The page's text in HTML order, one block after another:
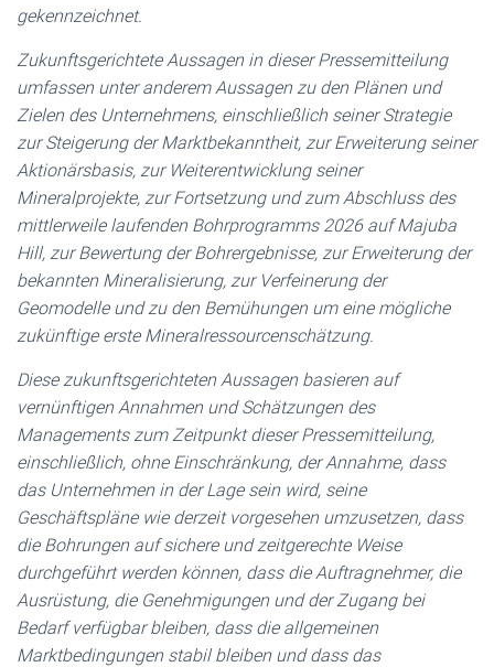
gekennzeichnet.
Zukunftsgerichtete Aussagen in dieser Pressemitteilung
umfassen unter anderem Aussagen zu den Plänen und
Zielen des Unternehmens, einschließlich seiner Strategie
zur Steigerung der Marktbekanntheit, zur Erweiterung seiner
Aktionärsbasis, zur Weiterentwicklung seiner
Mineralprojekte, zur Fortsetzung und zum Abschluss des
mittlerweile laufenden Bohrprogramms 2026 auf Majuba
Hill, zur Bewertung der Bohrergebnisse, zur Erweiterung der
bekannten Mineralisierung, zur Verfeinerung der
Geomodelle und zu den Bemühungen um eine mögliche
zukünftige erste Mineralressourcenschätzung.
Diese zukunftsgerichteten Aussagen basieren auf
vernünftigen Annahmen und Schätzungen des
Managements zum Zeitpunkt dieser Pressemitteilung,
einschließlich, ohne Einschränkung, der Annahme, dass
das Unternehmen in der Lage sein wird, seine
Geschäftspläne wie derzeit vorgesehen umzusetzen, dass
die Bohrungen auf sichere und zeitgerechte Weise
durchgeführt werden können, dass die Auftragnehmer, die
Ausrüstung, die Genehmigungen und der Zugang bei
Bedarf verfügbar bleiben, dass die allgemeinen
Marktbedingungen stabil bleiben und dass das